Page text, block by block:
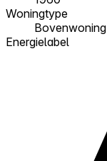
Woningtype
Bovenwoning
Energielabel